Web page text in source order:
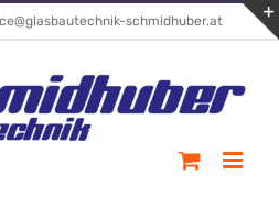
schmidhuber.at